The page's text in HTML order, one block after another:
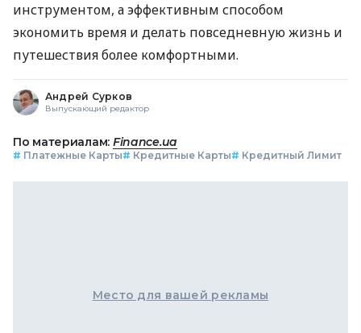
инструментом, а эффективным способом
экономить время и делать повседневную жизнь и
путешествия более комфортными.
Андрей Сурков
Выпускающий редактор
По материалам: Finance.ua
# Платежные Карты# Кредитные Карты# Кредитный Лимит
Место для вашей рекламы